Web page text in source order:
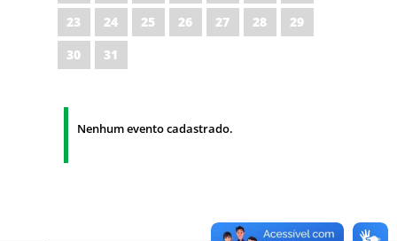
23
24 25 26 27 28
29
30
31
Nenhum evento cadastrado.